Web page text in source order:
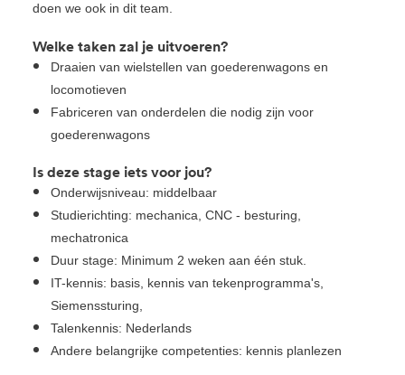
doen we ook in dit team.
Welke taken zal je uitvoeren?
Draaien van wielstellen van goederenwagons en
locomotieven
Fabriceren van onderdelen die nodig zijn voor
goederenwagons
Is deze stage iets voor jou?
Onderwijsniveau: middelbaar
Studierichting: mechanica, CNC - besturing,
mechatronica
Duur stage: Minimum 2 weken aan één stuk.
IT-kennis: basis, kennis van tekenprogramma's,
Siemenssturing,
Talenkennis: Nederlands
Andere belangrijke competenties: kennis planlezen